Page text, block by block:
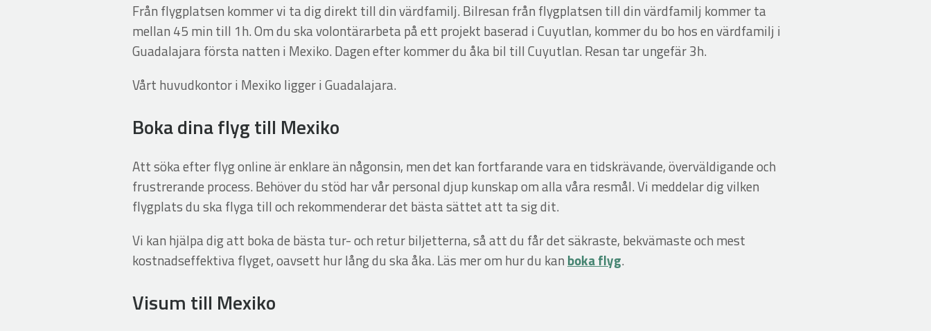
Från flygplatsen kommer vi ta dig direkt till din värdfamilj. Bilresan från flygplatsen till din värdfamilj kommer ta
mellan 45 min till 1h. Om du ska volontärarbeta på ett projekt baserad i Cuyutlan, kommer du bo hos en värdfamilj i
Guadalajara första natten i Mexiko. Dagen efter kommer du åka bil till Cuyutlan. Resan tar ungefär 3h.
Vårt huvudkontor i Mexiko ligger i Guadalajara.
Boka dina flyg till Mexiko
Att söka efter flyg online är enklare än någonsin, men det kan fortfarande vara en tidskrävande, överväldigande och
frustrerande process. Behöver du stöd har vår personal djup kunskap om alla våra resmål. Vi meddelar dig vilken
flygplats du ska flyga till och rekommenderar det bästa sättet att ta sig dit.
Vi kan hjälpa dig att boka de bästa tur- och retur biljetterna, så att du får det säkraste, bekvämaste och mest
kostnadseffektiva flyget, oavsett hur lång du ska åka. Läs mer om hur du kan boka flyg.
Visum till Mexiko